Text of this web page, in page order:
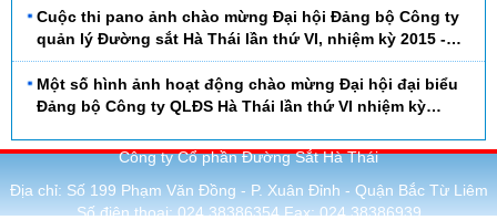
Cuộc thi pano ảnh chào mừng Đại hội Đảng bộ Công ty
quản lý Đường sắt Hà Thái lần thứ VI, nhiệm kỳ 2015 -
2020
Một số hình ảnh hoạt động chào mừng Đại hội đại biểu
Đảng bộ Công ty QLĐS Hà Thái lần thứ VI nhiệm kỳ
Công ty Cổ phần Đường Sắt Hà Thái
Địa chỉ: Số 199 Phạm Văn Đồng - P. Xuân Đỉnh - Quận Bắc Từ Liêm
Số điện thoại:024.38386354 Fax:024.38386939